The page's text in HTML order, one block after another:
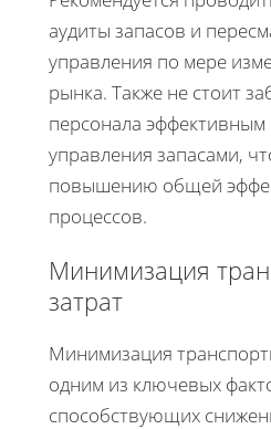
аудиты запасов и
управления по мере
рынка. Также не стоит
персонала эффективным
управления запасами,
повышению общей
процессов.
Минимизация
затрат
Минимизация
одним из ключевых
способствующих